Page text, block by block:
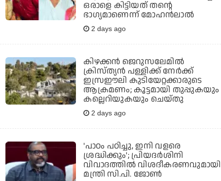
ഒരാളെ കിട്ടിയത് തന്റെ
ഭാഗ്യമാണെന്ന് മോഹന്‍ലാല്‍
2 days ago
കിഴക്കന്‍ ജെറുസലേമില്‍
ക്രിസ്ത്യന്‍ പള്ളിക്ക് നേര്‍ക്ക്
ഇസ്രഈലി കുടിയേറ്റക്കാരുടെ
ആക്രമണം; കൂട്ടമായി തുപ്പുകയും
കല്ലെറിയുകയും ചെയ്തു
2 days ago
'പാഠം പഠിച്ചു, ഇനി വളരെ
ശ്രദ്ധിക്കും'; പ്രിയദര്‍ശിനി
വിവാദത്തില്‍ വിശദീകരണവുമായി
മന്ത്രി സി.പി. ജോണ്‍